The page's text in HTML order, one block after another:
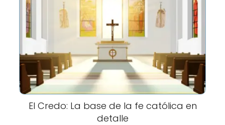
El Credo: La base de la fe católica en
detalle